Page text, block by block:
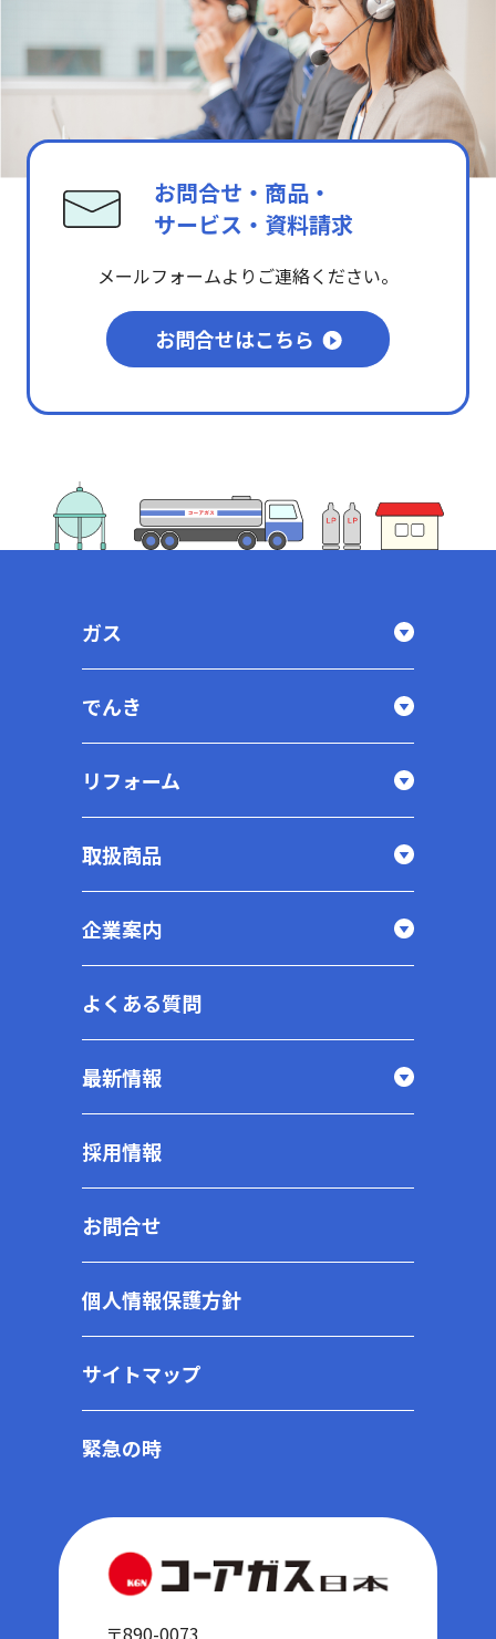
お問合せ・商品・
サービス・資料請求
メールフォームよりご連絡ください。
お問合せはこちら
ガス
でんき
リフォーム
取扱商品
企業案内
よくある質問
最新情報
採用情報
お問合せ
個人情報保護方針
サイトマップ
緊急の時
〒890-0073